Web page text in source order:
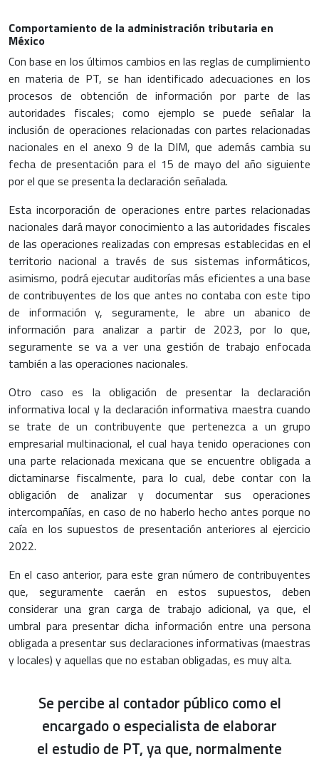
Comportamiento de la administración tributaria en
México
Con base en los últimos cambios en las reglas de cumplimiento
en materia de PT, se han identificado adecuaciones en los
procesos de obtención de información por parte de las
autoridades fiscales; como ejemplo se puede señalar la
inclusión de operaciones relacionadas con partes relacionadas
nacionales en el anexo 9 de la DIM, que además cambia su
fecha de presentación para el 15 de mayo del año siguiente
por el que se presenta la declaración señalada.
Esta incorporación de operaciones entre partes relacionadas
nacionales dará mayor conocimiento a las autoridades fiscales
de las operaciones realizadas con empresas establecidas en el
territorio nacional a través de sus sistemas informáticos,
asimismo, podrá ejecutar auditorías más eficientes a una base
de contribuyentes de los que antes no contaba con este tipo
de información y, seguramente, le abre un abanico de
información para analizar a partir de 2023, por lo que,
seguramente se va a ver una gestión de trabajo enfocada
también a las operaciones nacionales.
Otro caso es la obligación de presentar la declaración
informativa local y la declaración informativa maestra cuando
se trate de un contribuyente que pertenezca a un grupo
empresarial multinacional, el cual haya tenido operaciones con
una parte relacionada mexicana que se encuentre obligada a
dictaminarse fiscalmente, para lo cual, debe contar con la
obligación de analizar y documentar sus operaciones
intercompañías, en caso de no haberlo hecho antes porque no
caía en los supuestos de presentación anteriores al ejercicio
2022.
En el caso anterior, para este gran número de contribuyentes
que, seguramente caerán en estos supuestos, deben
considerar una gran carga de trabajo adicional, ya que, el
umbral para presentar dicha información entre una persona
obligada a presentar sus declaraciones informativas (maestras
y locales) y aquellas que no estaban obligadas, es muy alta.
Se percibe al contador público como el
encargado o especialista de elaborar
el estudio de PT, ya que, normalmente